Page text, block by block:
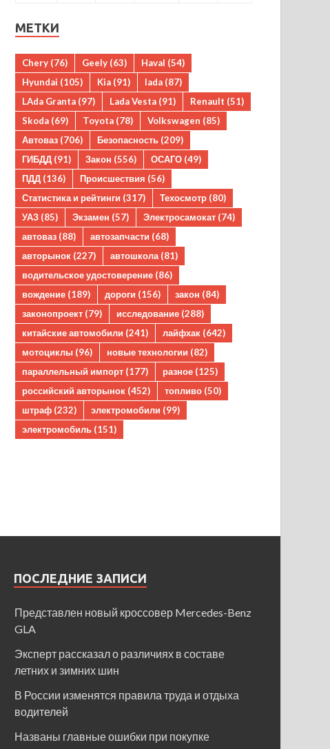
МЕТКИ
Chery (76) Geely (63) Haval (54)
Hyundai (105) Kia (91) lada (87)
LAda Granta (97) Lada Vesta (91) Renault (51)
Skoda (69) Toyota (78) Volkswagen (85)
Автоваз (706) Безопасность (209)
ГИБДД (91) Закон (556) ОСАГО (49)
ПДД (136) Происшествия (56)
Статистика и рейтинги (317) Техосмотр (80)
УАЗ (85) Экзамен (57) Электросамокат (74)
автоваз (88) автозапчасти (68)
авторынок (227) автошкола (81)
водительское удостоверение (86)
вождение (189) дороги (156) закон (84)
законопроект (79) исследование (288)
китайские автомобили (241) лайфхак (642)
мотоциклы (96) новые технологии (82)
параллельный импорт (177) разное (125)
российский авторынок (452) топливо (50)
штраф (232) электромобили (99)
электромобиль (151)
ПОСЛЕДНИЕ ЗАПИСИ
Представлен новый кроссовер Mercedes-Benz
GLA
Эксперт рассказал о различиях в составе
летних и зимних шин
В России изменятся правила труда и отдыха
водителей
Названы главные ошибки при покупке